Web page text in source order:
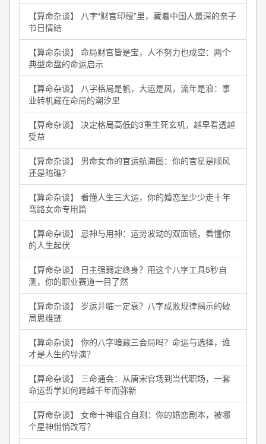
【算命杂谈】 八字“财官印绶”里，藏着中国人最深的亲子
节日情结
【算命杂谈】 命局财官皆是宝，人不努力也成空：两个
典型命盘的命运启示
【算命杂谈】 八字格局是帆，大运是风，流年是浪：事
业转机藏在命局的潮汐里
【算命杂谈】 决定格局高低的3重生死玄机，越早看透越
受益
【算命杂谈】 男命女命的官运航海图：你的官星是顺风
还是暗礁？
【算命杂谈】 看懂人生三大运，你的婚恋至少少走十年
弯路女命专用篇
【算命杂谈】 忌神与用神：运势波动的双面镜，看懂你
的人生起伏
【算命杂谈】 日主强弱定终身？用这个八字工具5秒自
测，你的职业赛道一目了然
【算命杂谈】 岁运并临一定衰？八字成败规律揭示的破
局思维链
【算命杂谈】 你的八字暗藏三会局吗？命运与选择，谁
才是人生的导演？
【算命杂谈】 三命通会：从唐宋官场到当代职场，一套
命运哲学如何跨越千年而弥新
【算命杂谈】 女命十神组合自测：你的婚恋剧本，被哪
个星神悄悄改写？